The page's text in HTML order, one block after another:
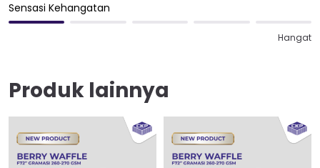
Sensasi Kehangatan
Hangat
Produk lainnya